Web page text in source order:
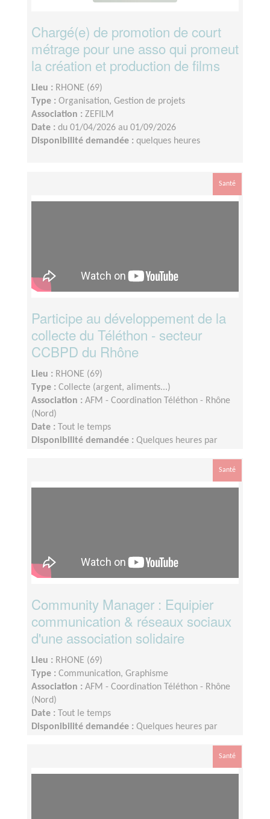
Chargé(e) de promotion de court
métrage pour une asso qui promeut
la création et production de films
Lieu : RHONE (69)
Type : Organisation, Gestion de projets
Association : ZEFILM
Date : du 01/04/2026 au 01/09/2026
Disponibilité demandée : quelques heures
Santé
Participe au développement de la
collecte du Téléthon - secteur
CCBPD du Rhône
Lieu : RHONE (69)
Type : Collecte (argent, aliments...)
Association : AFM - Coordination Téléthon - Rhône
(Nord)
Date :
Tout le temps
Disponibilité demandée : Quelques heures par
Santé
Community Manager : Equipier
communication & réseaux sociaux
d'une association solidaire
Lieu : RHONE (69)
Type : Communication, Graphisme
Association : AFM - Coordination Téléthon - Rhône
(Nord)
Date :
Tout le temps
Disponibilité demandée : Quelques heures par
Santé